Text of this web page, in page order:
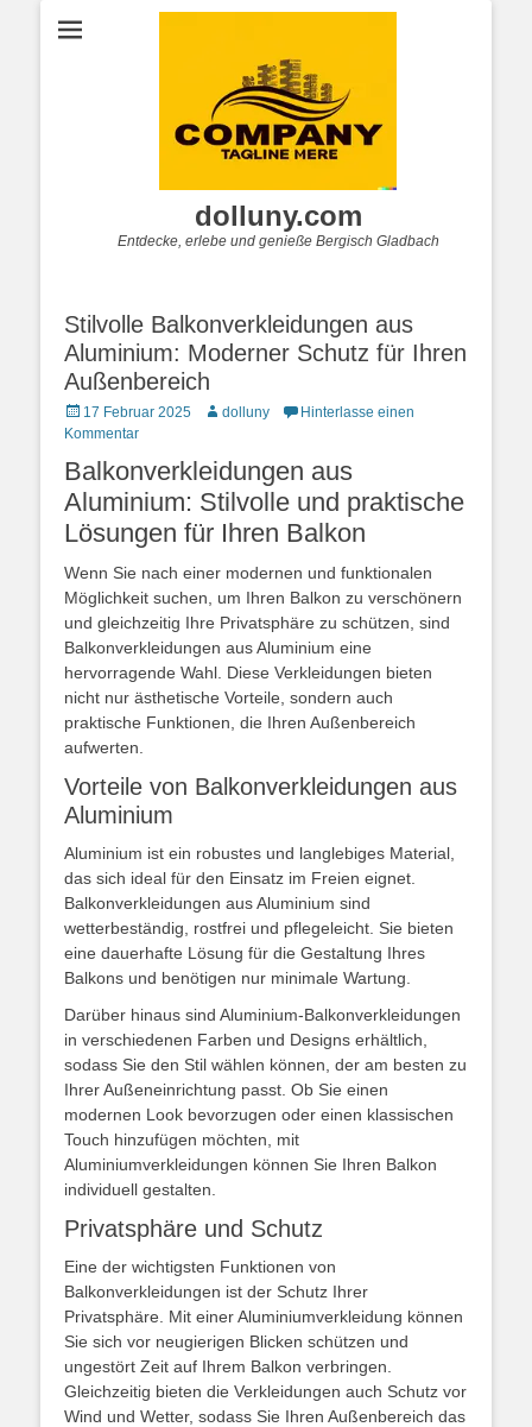
dolluny.com
Entdecke, erlebe und genieße Bergisch Gladbach
Stilvolle Balkonverkleidungen aus
Aluminium: Moderner Schutz für Ihren
Außenbereich
Posted
on
17 Februar 2025 Autordolluny
Hinterlasse einen
Kommentar
Balkonverkleidungen aus
Aluminium: Stilvolle und praktische
Lösungen für Ihren Balkon
Wenn Sie nach einer modernen und funktionalen
Möglichkeit suchen, um Ihren Balkon zu verschönern
und gleichzeitig Ihre Privatsphäre zu schützen, sind
Balkonverkleidungen aus Aluminium eine
hervorragende Wahl. Diese Verkleidungen bieten
nicht nur ästhetische Vorteile, sondern auch
praktische Funktionen, die Ihren Außenbereich
aufwerten.
Vorteile von Balkonverkleidungen aus
Aluminium
Aluminium ist ein robustes und langlebiges Material,
das sich ideal für den Einsatz im Freien eignet.
Balkonverkleidungen aus Aluminium sind
wetterbeständig, rostfrei und pflegeleicht. Sie bieten
eine dauerhafte Lösung für die Gestaltung Ihres
Balkons und benötigen nur minimale Wartung.
Darüber hinaus sind Aluminium-Balkonverkleidungen
in verschiedenen Farben und Designs erhältlich,
sodass Sie den Stil wählen können, der am besten zu
Ihrer Außeneinrichtung passt. Ob Sie einen
modernen Look bevorzugen oder einen klassischen
Touch hinzufügen möchten, mit
Aluminiumverkleidungen können Sie Ihren Balkon
individuell gestalten.
Privatsphäre und Schutz
Eine der wichtigsten Funktionen von
Balkonverkleidungen ist der Schutz Ihrer
Privatsphäre. Mit einer Aluminiumverkleidung können
Sie sich vor neugierigen Blicken schützen und
ungestört Zeit auf Ihrem Balkon verbringen.
Gleichzeitig bieten die Verkleidungen auch Schutz vor
Wind und Wetter, sodass Sie Ihren Außenbereich das